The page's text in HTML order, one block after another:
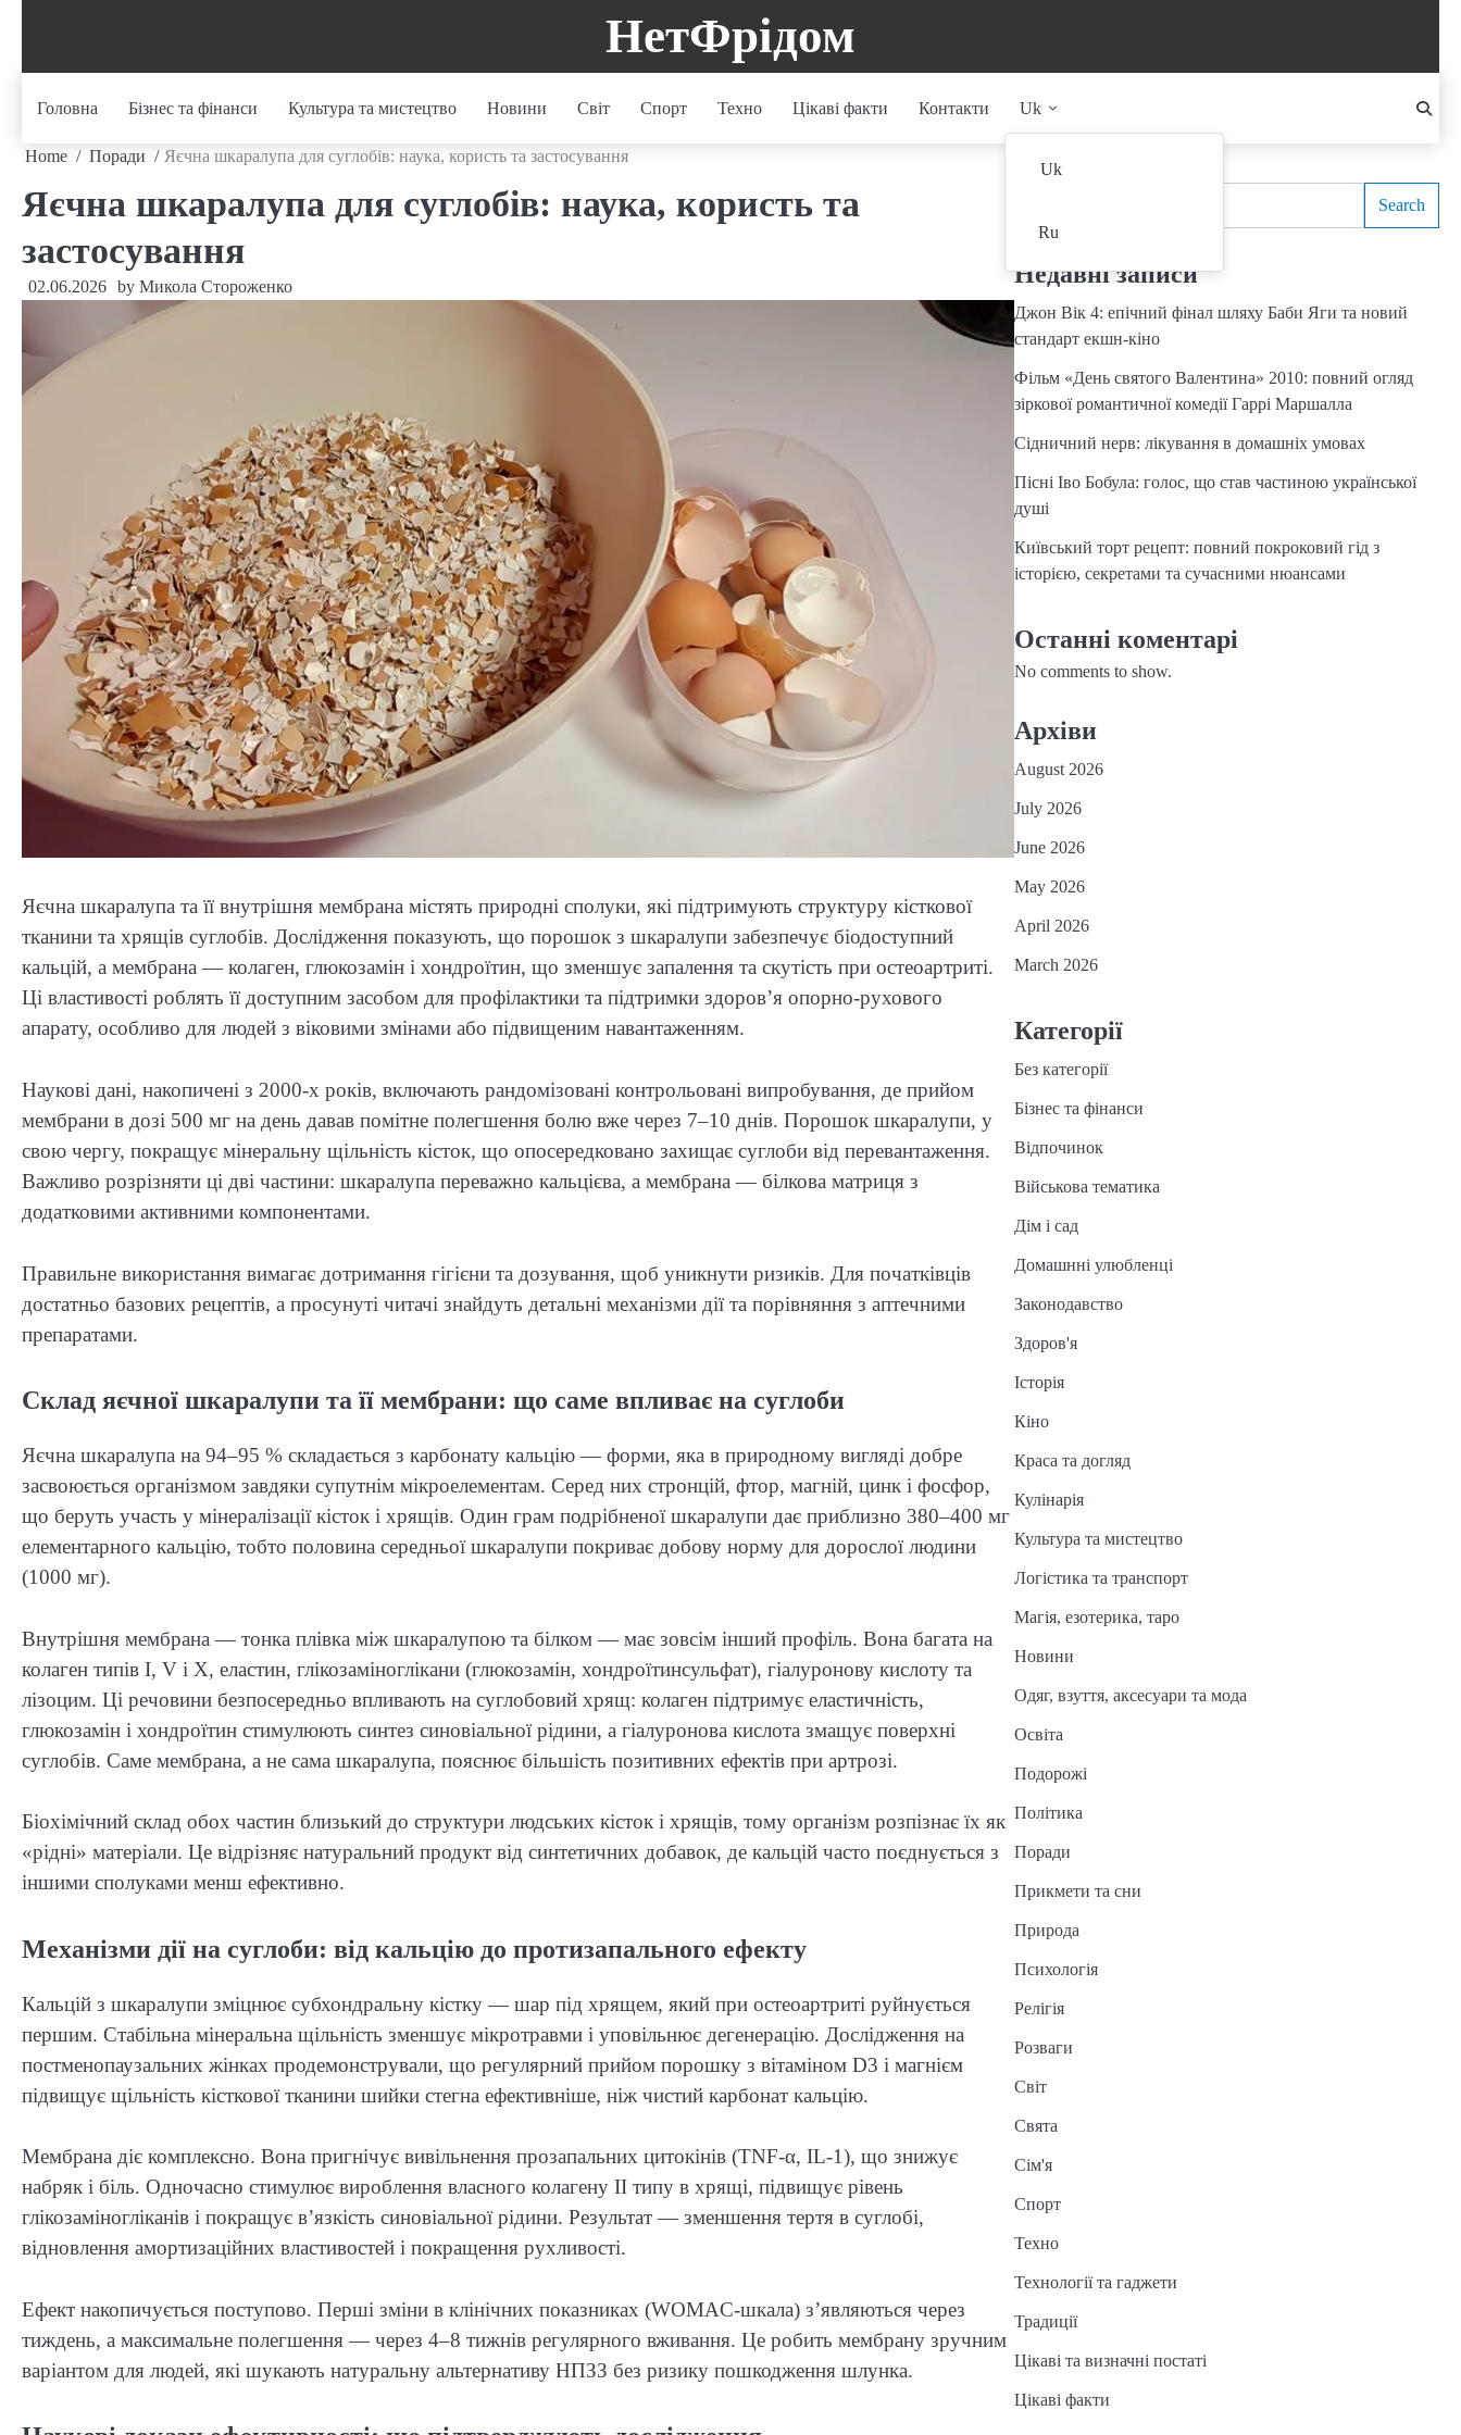
НетФрідом
Головна Бізнес та фінанси Культура та мистецтво Новини Світ Спорт Техно Цікаві факти Контакти Uk
Uk
Ru
Home Поради Яєчна шкаралупа для суглобів: наука, користь та застосування
Яєчна шкаралупа для суглобів: наука, користь та
застосування
02.06.2026 by Микола Стороженко
Яєчна шкаралупа та її внутрішня мембрана містять природні сполуки, які підтримують структуру кісткової
тканини та хрящів суглобів. Дослідження показують, що порошок з шкаралупи забезпечує біодоступний
кальцій, а мембрана — колаген, глюкозамін і хондроїтин, що зменшує запалення та скутість при остеоартриті.
Ці властивості роблять її доступним засобом для профілактики та підтримки здоров’я опорно-рухового
апарату, особливо для людей з віковими змінами або підвищеним навантаженням.
Наукові дані, накопичені з 2000-х років, включають рандомізовані контрольовані випробування, де прийом
мембрани в дозі 500 мг на день давав помітне полегшення болю вже через 7–10 днів. Порошок шкаралупи, у
свою чергу, покращує мінеральну щільність кісток, що опосередковано захищає суглоби від перевантаження.
Важливо розрізняти ці дві частини: шкаралупа переважно кальцієва, а мембрана — білкова матриця з
додатковими активними компонентами.
Правильне використання вимагає дотримання гігієни та дозування, щоб уникнути ризиків. Для початківців
достатньо базових рецептів, а просунуті читачі знайдуть детальні механізми дії та порівняння з аптечними
препаратами.
Склад яєчної шкаралупи та її мембрани: що саме впливає на суглоби
Яєчна шкаралупа на 94–95 % складається з карбонату кальцію — форми, яка в природному вигляді добре
засвоюється організмом завдяки супутнім мікроелементам. Серед них стронцій, фтор, магній, цинк і фосфор,
що беруть участь у мінералізації кісток і хрящів. Один грам подрібненої шкаралупи дає приблизно 380–400 мг
елементарного кальцію, тобто половина середньої шкаралупи покриває добову норму для дорослої людини
(1000 мг).
Внутрішня мембрана — тонка плівка між шкаралупою та білком — має зовсім інший профіль. Вона багата на
колаген типів I, V і X, еластин, глікозаміноглікани (глюкозамін, хондроїтинсульфат), гіалуронову кислоту та
лізоцим. Ці речовини безпосередньо впливають на суглобовий хрящ: колаген підтримує еластичність,
глюкозамін і хондроїтин стимулюють синтез синовіальної рідини, а гіалуронова кислота змащує поверхні
суглобів. Саме мембрана, а не сама шкаралупа, пояснює більшість позитивних ефектів при артрозі.
Біохімічний склад обох частин близький до структури людських кісток і хрящів, тому організм розпізнає їх як
«рідні» матеріали. Це відрізняє натуральний продукт від синтетичних добавок, де кальцій часто поєднується з
іншими сполуками менш ефективно.
Механізми дії на суглоби: від кальцію до протизапального ефекту
Кальцій з шкаралупи зміцнює субхондральну кістку — шар під хрящем, який при остеоартриті руйнується
першим. Стабільна мінеральна щільність зменшує мікротравми і уповільнює дегенерацію. Дослідження на
постменопаузальних жінках продемонстрували, що регулярний прийом порошку з вітаміном D3 і магнієм
підвищує щільність кісткової тканини шийки стегна ефективніше, ніж чистий карбонат кальцію.
Мембрана діє комплексно. Вона пригнічує вивільнення прозапальних цитокінів (TNF-α, IL-1), що знижує
набряк і біль. Одночасно стимулює вироблення власного колагену II типу в хрящі, підвищує рівень
глікозаміногліканів і покращує в’язкість синовіальної рідини. Результат — зменшення тертя в суглобі,
відновлення амортизаційних властивостей і покращення рухливості.
Ефект накопичується поступово. Перші зміни в клінічних показниках (WOMAC-шкала) з’являються через
тиждень, а максимальне полегшення — через 4–8 тижнів регулярного вживання. Це робить мембрану зручним
варіантом для людей, які шукають натуральну альтернативу НПЗЗ без ризику пошкодження шлунка.
Search
Недавні записи
Джон Вік 4: епічний фінал шляху Баби Яги та новий
стандарт екшн-кіно
Фільм «День святого Валентина» 2010: повний огляд
зіркової романтичної комедії Гаррі Маршалла
Сідничний нерв: лікування в домашніх умовах
Пісні Іво Бобула: голос, що став частиною української
душі
Київський торт рецепт: повний покроковий гід з
історією, секретами та сучасними нюансами
Останні коментарі
No comments to show.
Архіви
August 2026
July 2026
June 2026
May 2026
April 2026
March 2026
Категорії
Без категорії
Бізнес та фінанси
Відпочинок
Військова тематика
Дім і сад
Домашнні улюбленці
Законодавство
Здоров'я
Історія
Кіно
Краса та догляд
Кулінарія
Культура та мистецтво
Логістика та транспорт
Магія, езотерика, таро
Новини
Одяг, взуття, аксесуари та мода
Освіта
Подорожі
Політика
Поради
Прикмети та сни
Природа
Психологія
Релігія
Розваги
Світ
Свята
Сім'я
Спорт
Техно
Технології та гаджети
Традиції
Цікаві та визначні постаті
Цікаві факти